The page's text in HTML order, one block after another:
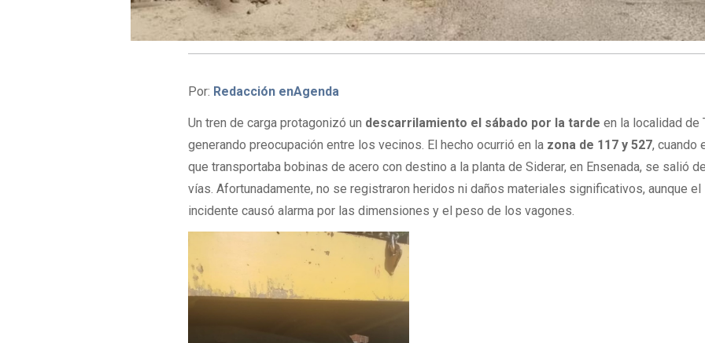
Por: Redacción enAgenda
Un tren de carga protagonizó un descarrilamiento el sábado por la tarde en la localidad de
generando preocupación entre los vecinos. El hecho ocurrió en la zona de 117 y 527, cuando
que transportaba bobinas de acero con destino a la planta de Siderar, en Ensenada, se salió
vías. Afortunadamente, no se registraron heridos ni daños materiales significativos, aunque el
incidente causó alarma por las dimensiones y el peso de los vagones.